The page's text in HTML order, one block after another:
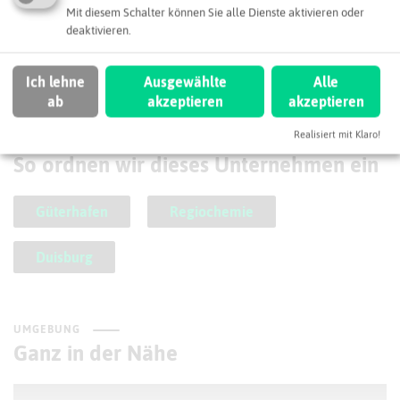
47119 Duisburg
Webseite
So ordnen wir dieses Unternehmen ein
Güterhafen Regiochemie
Duisburg
UMGEBUNG
Ganz in der Nähe
Mit diesem Schalter können Sie alle Dienste aktivieren oder
deaktivieren.
Ich lehne
ab
Ausgewählte
akzeptieren
Alle
akzeptieren
Realisiert mit Klaro!